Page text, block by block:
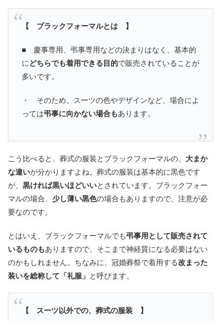
【 ブラックフォーマルとは 】
■ 慶事専用、弔事専用などの決まりはなく、基本的
に どちらでも着用できる目的で販売されていることが
多いです。
・ そのため、スーツの色やデザインなど、場合によ
っては弔事に向かない場合もあります。
こう比べると、葬式の服装とブラックフォーマルの、 大まか
な違いが分かりますよね。葬式の服装は基本的に黒色です
が、 黒ければ黒いほどいいとされています。ブラックフォー
マルの場合、 少し薄い黒色の場合もありますので、注意が必
要なのです。
とはいえ、ブラックフォーマルでも弔事用として販売されて
いるものもありますので、そこまで神経質になる必要はない
のかもしれません。ちなみに、冠婚葬祭で着用する改まった
装いを総称して「礼服」 と呼びます。
【 スーツ以外での、葬式の服装 】